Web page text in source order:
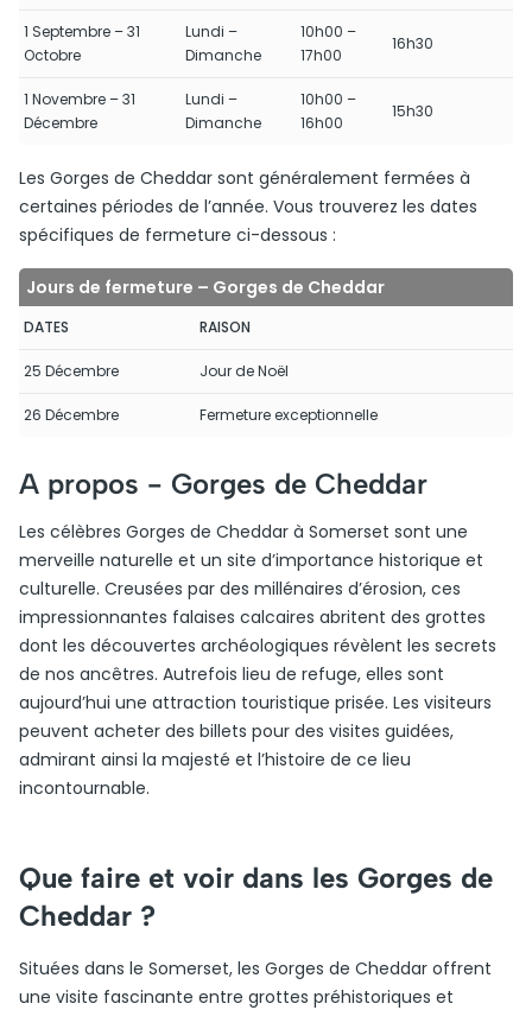
1 Septembre – 31
Octobre
Lundi –
Dimanche
10h00 –
17h00
16h30
1 Novembre – 31
Décembre
Lundi –
Dimanche
10h00 –
16h00
15h30
Les Gorges de Cheddar sont généralement fermées à
certaines périodes de l’année. Vous trouverez les dates
spécifiques de fermeture ci-dessous :
Jours de fermeture – Gorges de Cheddar
DATES RAISON
25 Décembre Jour de Noël
26 Décembre Fermeture exceptionnelle
A propos - Gorges de Cheddar
Les célèbres Gorges de Cheddar à Somerset sont une
merveille naturelle et un site d’importance historique et
culturelle. Creusées par des millénaires d’érosion, ces
impressionnantes falaises calcaires abritent des grottes
dont les découvertes archéologiques révèlent les secrets
de nos ancêtres. Autrefois lieu de refuge, elles sont
aujourd’hui une attraction touristique prisée. Les visiteurs
peuvent acheter des billets pour des visites guidées,
admirant ainsi la majesté et l’histoire de ce lieu
incontournable.
Que faire et voir dans les Gorges de
Cheddar ?
Situées dans le Somerset, les Gorges de Cheddar offrent
une visite fascinante entre grottes préhistoriques et